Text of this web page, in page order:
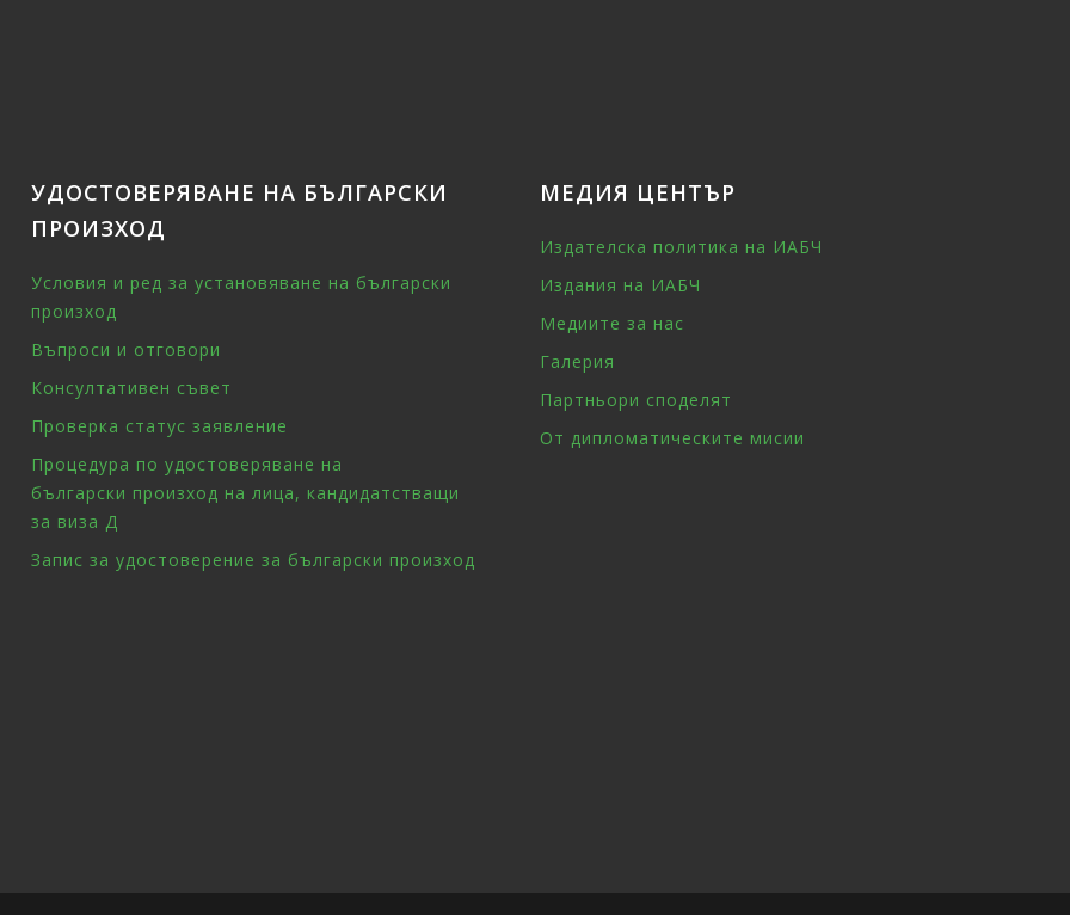
УДОСТОВЕРЯВАНЕ НА БЪЛГАРСКИ
ПРОИЗХОД
Условия и ред за установяване на български
произход
Въпроси и отговори
Консултативен съвет
Проверка статус заявление
Процедура по удостоверяване на
български произход на лица, кандидатстващи
за виза Д
Запис за удостоверение за български произход
МЕДИЯ ЦЕНТЪР
Издателска политика на ИАБЧ
Издания на ИАБЧ
Медиите за нас
Галерия
Партньори споделят
От дипломатическите мисии